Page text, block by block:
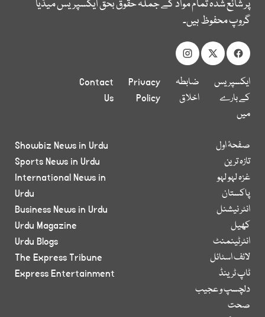
پر شائع شدہ تمام مواد کے جملہ حقوق بحق ایکسپریس میڈیا
گروپ محفوظ ہیں۔
ایکسپریس
کے بارے
میں
ضابطہ
اخلاق
Privacy
Policy
Contact
Us
صفحۂ اول
تازہ ترین
غزہ لہو لہو
پاکستان
انٹر نیشنل
کھیل
انٹرٹینمنٹ
لائف اسٹائل
ٹاپ ٹرینڈ
دلچسپ و عجیب
صحت
Showbiz News in Urdu
Sports News in Urdu
International News in
Urdu
Business News in Urdu
Urdu Magazine
Urdu Blogs
The Express Tribune
Express Entertainment